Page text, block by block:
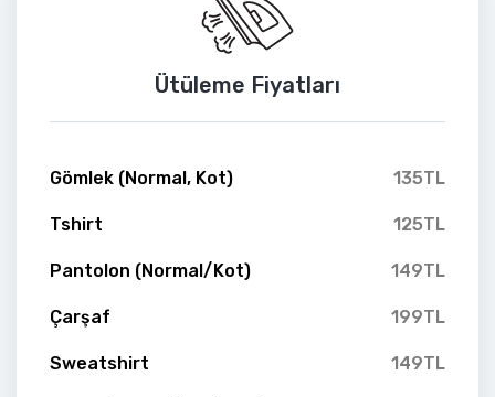
Ütüleme Fiyatları
Gömlek (Normal, Kot) 135TL
Tshirt 125TL
Pantolon (Normal/Kot) 149TL
Çarşaf 199TL
Sweatshirt 149TL